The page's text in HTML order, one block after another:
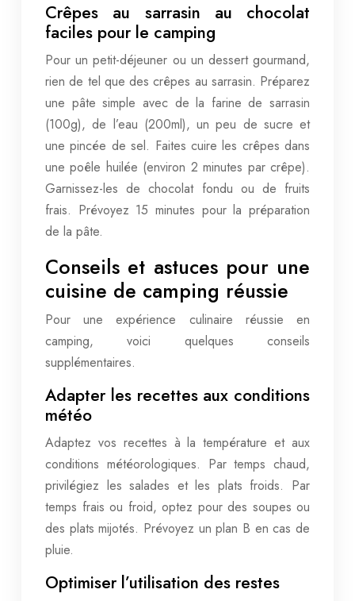
Crêpes au sarrasin au chocolat
faciles pour le camping
Pour un petit-déjeuner ou un dessert gourmand,
rien de tel que des crêpes au sarrasin. Préparez
une pâte simple avec de la farine de sarrasin
(100g), de l’eau (200ml), un peu de sucre et
une pincée de sel. Faites cuire les crêpes dans
une poêle huilée (environ 2 minutes par crêpe).
Garnissez-les de chocolat fondu ou de fruits
frais. Prévoyez 15 minutes pour la préparation
de la pâte.
Conseils et astuces pour une
cuisine de camping réussie
Pour une expérience culinaire réussie en
camping, voici quelques conseils
supplémentaires.
Adapter les recettes aux conditions
météo
Adaptez vos recettes à la température et aux
conditions météorologiques. Par temps chaud,
privilégiez les salades et les plats froids. Par
temps frais ou froid, optez pour des soupes ou
des plats mijotés. Prévoyez un plan B en cas de
pluie.
Optimiser l’utilisation des restes